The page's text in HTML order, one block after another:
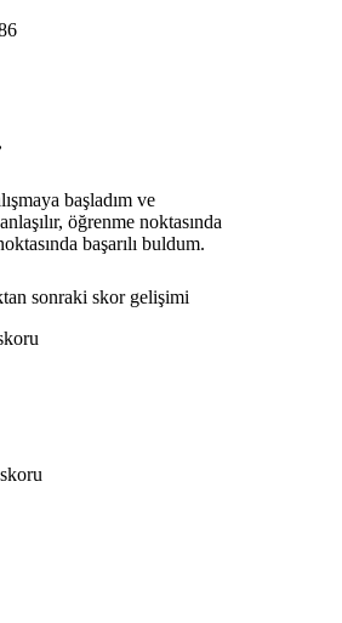
başladım ve
öğrenme noktasında
başarılı buldum.
sonraki skor gelişimi
skoru